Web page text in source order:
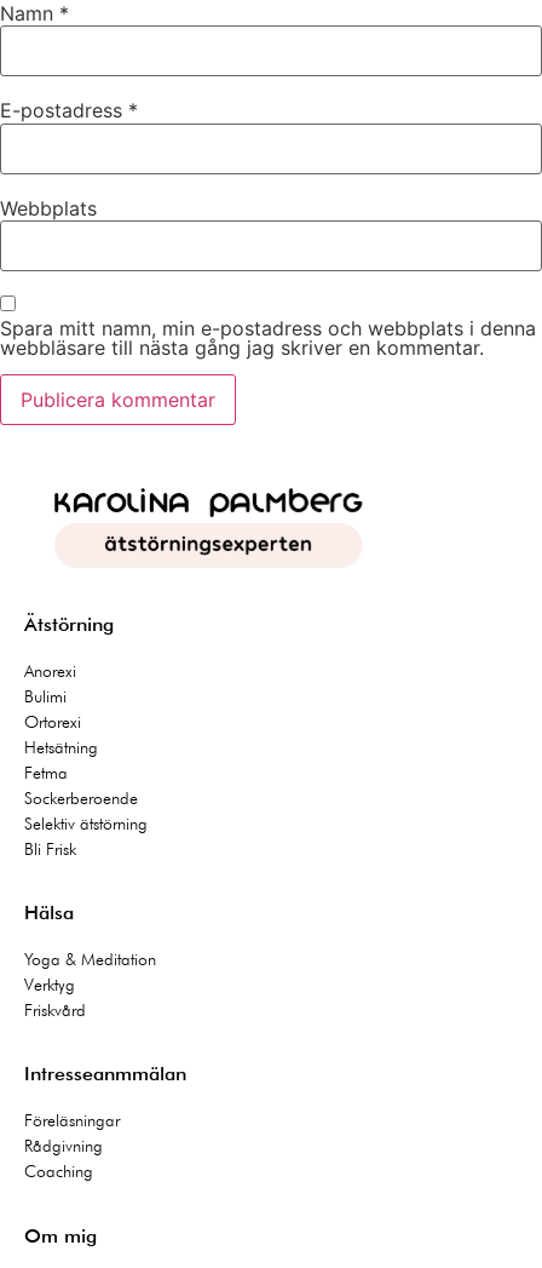
Namn *
E-postadress *
Webbplats
Spara mitt namn, min e-postadress och webbplats i denna
webbläsare till nästa gång jag skriver en kommentar.
Ätstörning
Anorexi
Bulimi
Ortorexi
Hetsätning
Fetma
Sockerberoende
Selektiv ätstörning
Bli Frisk
Hälsa
Yoga & Meditation
Verktyg
Friskvård
Intresseanmmälan
Föreläsningar
Rådgivning
Coaching
Om mig